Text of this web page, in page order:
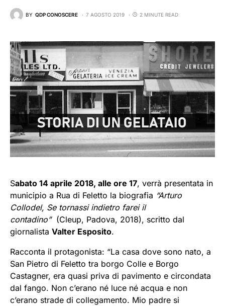
BY QDP CONOSCERE 7 AGOSTO 2019 2 MINUTE READ
Sabato 14 aprile 2018, alle ore 17, verrà presentata in
municipio a Rua di Feletto la biografia “Arturo
Collodel, Se tornassi indietro farei il
contadino” (Cleup, Padova, 2018), scritto dal
giornalista Valter Esposito.
Racconta il protagonista: “La casa dove sono nato, a
San Pietro di Feletto tra borgo Colle e Borgo
Castagner, era quasi priva di pavimento e circondata
dal fango. Non c’erano né luce né acqua e non
c’erano strade di collegamento. Mio padre si